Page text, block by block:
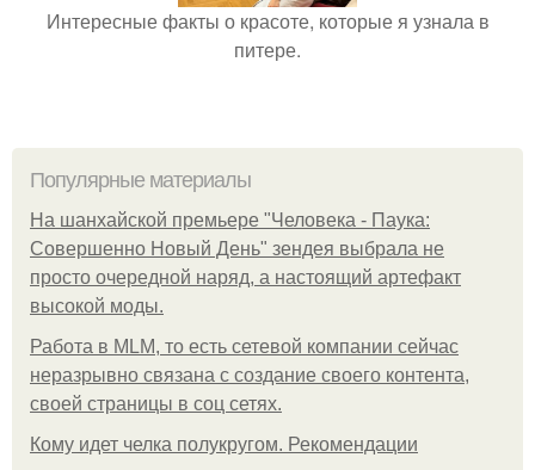
Интересные факты о красоте, которые я узнала в
питере.
Популярные материалы
На шанхайской премьере "Человека - Паука:
Совершенно Новый День" зендея выбрала не
просто очередной наряд, а настоящий артефакт
высокой моды.
Работа в MLM, то есть сетевой компании сейчас
неразрывно связана с создание своего контента,
своей страницы в соц сетях.
Кому идет челка полукругом. Рекомендации